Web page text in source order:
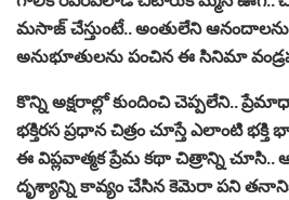
మ‌సాజ్ చేస్తుంటే.. అంతులేని
అనుభూతుల‌ను పంచిన ఈ సినిమా
కొన్ని అక్ష‌రాల్లో కుందించి చెప్ప‌లేని..
భ‌క్తిర‌స ప్ర‌ధాన చిత్రం చూస్తే ఎలాంటి భ‌క్తి
ఈ విప్ల‌వాత్మ‌క ప్రేమ క‌థా చిత్రాన్ని చూసి..
దృశ్యాన్ని కావ్యం చేసిన కెమెరా ప‌ని